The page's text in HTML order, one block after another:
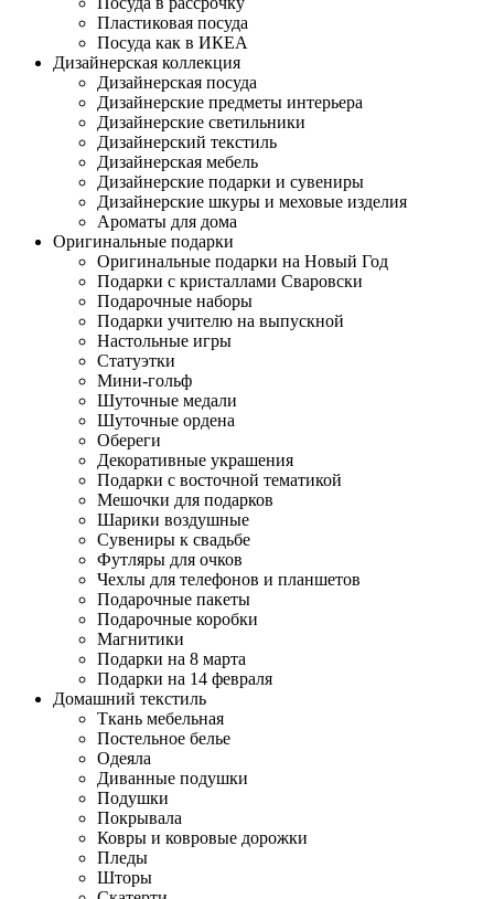
Пластиковая посуда
Посуда как в ИКЕА
Дизайнерская коллекция
Дизайнерская посуда
Дизайнерские предметы интерьера
Дизайнерские светильники
Дизайнерский текстиль
Дизайнерская мебель
Дизайнерские подарки и сувениры
Дизайнерские шкуры и меховые изделия
Ароматы для дома
Оригинальные подарки
Оригинальные подарки на Новый Год
Подарки с кристаллами Сваровски
Подарочные наборы
Подарки учителю на выпускной
Настольные игры
Статуэтки
Мини-гольф
Шуточные медали
Шуточные ордена
Обереги
Декоративные украшения
Подарки с восточной тематикой
Мешочки для подарков
Шарики воздушные
Сувениры к свадьбе
Футляры для очков
Чехлы для телефонов и планшетов
Подарочные пакеты
Подарочные коробки
Магнитики
Подарки на 8 марта
Подарки на 14 февраля
Домашний текстиль
Ткань мебельная
Постельное белье
Одеяла
Диванные подушки
Подушки
Покрывала
Ковры и ковровые дорожки
Пледы
Шторы